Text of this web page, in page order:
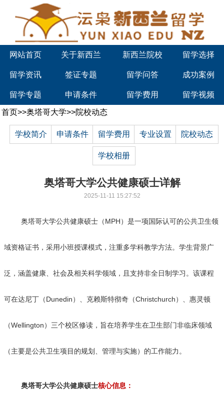
网站首页 关于新西兰 新西兰院校 留学选择
留学资讯 签证专题 留学问答 成功案例
留学专题 申请条件 留学费用 留学视频
首页>>奥塔哥大学>>院校动态
学校简介 申请条件 留学费用 专业设置 院校动态
学校相册
奥塔哥大学公共健康硕士详解
2025-11-11 15:27:52
奥塔哥大学公共健康硕士（MPH）是一项国际认可的公共卫生领
域资格证书，采用小班授课模式，注重多学科教学方法。学生背景广
泛，涵盖健康、社会及相关科学领域，且支持非全日制学习。该课程
可在达尼丁（Dunedin）、克赖斯特彻奇（Christchurch）、惠灵顿
（Wellington）三个校区修读，旨在培养学生在卫生部门非临床领域
（主要是公共卫生项目的规划、管理与实施）的工作能力。
奥塔哥大学公共健康硕士核心信息：